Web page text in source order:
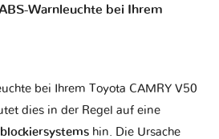
Warnleuchte bei Ihrem
bei Ihrem Toyota CAMRY V50
dies in der Regel auf eine
hin. Die Ursache